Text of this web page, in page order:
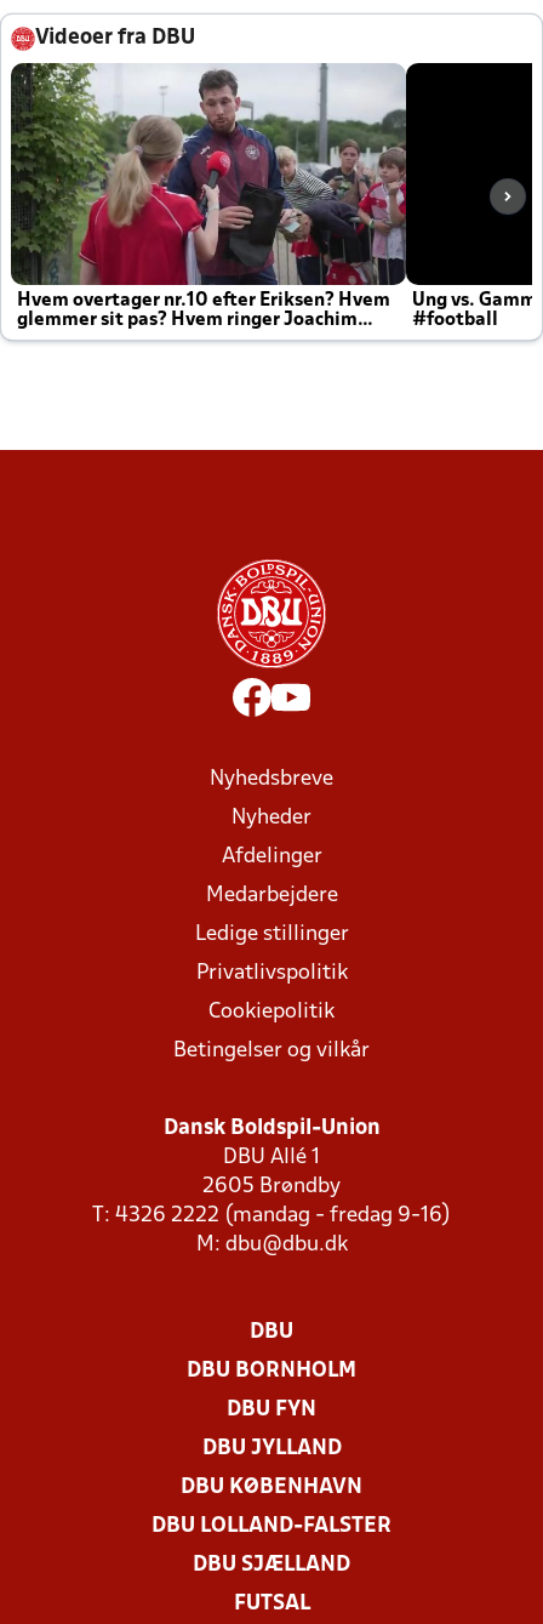
Videoer fra DBU
Hvem overtager nr.10 efter Eriksen? Hvem
glemmer sit pas? Hvem ringer Joachim
altid til efter kampe?
Ung vs.
#football
Nyhedsbreve
Nyheder
Afdelinger
Medarbejdere
Ledige stillinger
Privatlivspolitik
Cookiepolitik
Betingelser og vilkår
Dansk Boldspil-Union
DBU Allé 1
2605 Brøndby
T: 4326 2222 (mandag - fredag 9-16)
M: dbu@dbu.dk
DBU
DBU BORNHOLM
DBU FYN
DBU JYLLAND
DBU KØBENHAVN
DBU LOLLAND-FALSTER
DBU SJÆLLAND
FUTSAL